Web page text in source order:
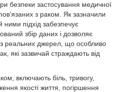
безпеки застосування медичної
з раком. Як зазначили
ними підхід забезпечує
збір даних і дозволяє
реальних джерел, що особливо
які зазвичай страждають від
включають біль, тривогу,
якості життя, погіршення